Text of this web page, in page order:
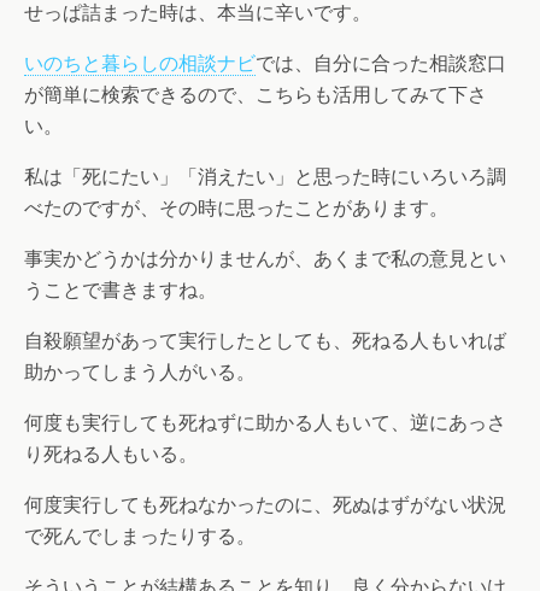
せっぱ詰まった時は、本当に辛いです。
いのちと暮らしの相談ナビでは、自分に合った相談窓口
が簡単に検索できるので、こちらも活用してみて下さ
い。
私は「死にたい」「消えたい」と思った時にいろいろ調
べたのですが、その時に思ったことがあります。
事実かどうかは分かりませんが、あくまで私の意見とい
うことで書きますね。
自殺願望があって実行したとしても、死ねる人もいれば
助かってしまう人がいる。
何度も実行しても死ねずに助かる人もいて、逆にあっさ
り死ねる人もいる。
何度実行しても死ねなかったのに、死ぬはずがない状況
で死んでしまったりする。